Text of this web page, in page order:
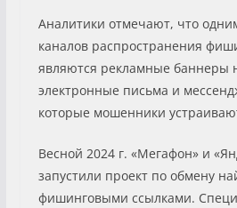
Аналитики отмечают, что
каналов распространения
являются рекламные баннеры
электронные письма и
которые мошенники
Весной 2024 г. «Мегафон» и
запустили проект по обмену
фишинговыми ссылками.